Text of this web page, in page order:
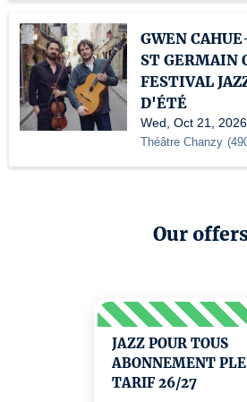
Our
JAZZ POUR TOUS
ABONNEMENT
TARIF 26/27
GWEN
ST GERMAIN
FESTIVAL
D'ÉTÉ
Wed, Oct 21,
Théâtre Chanzy (